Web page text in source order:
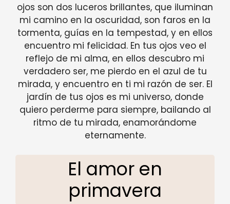
ojos son dos luceros brillantes, que iluminan
mi camino en la oscuridad, son faros en la
tormenta, guías en la tempestad, y en ellos
encuentro mi felicidad. En tus ojos veo el
reflejo de mi alma, en ellos descubro mi
verdadero ser, me pierdo en el azul de tu
mirada, y encuentro en ti mi razón de ser. El
jardín de tus ojos es mi universo, donde
quiero perderme para siempre, bailando al
ritmo de tu mirada, enamorándome
eternamente.
El amor en
primavera